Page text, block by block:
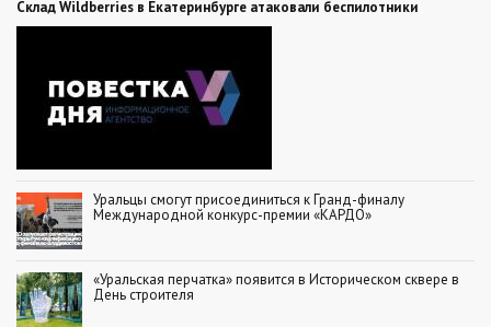
Склад Wildberries в Екатеринбурге атаковали беспилотники
Уральцы смогут присоединиться к Гранд-финалу
Международной конкурс-премии «КАРДО»
«Уральская перчатка» появится в Историческом сквере в
День строителя